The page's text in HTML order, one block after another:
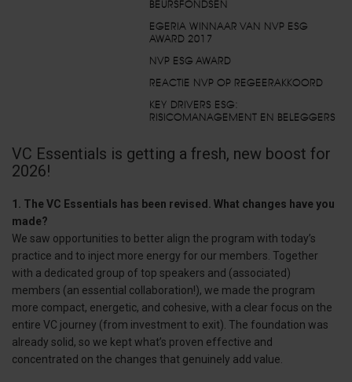
BEURSFONDSEN
EGERIA WINNAAR VAN NVP ESG
AWARD 2017
NVP ESG AWARD
REACTIE NVP OP REGEERAKKOORD
KEY DRIVERS ESG:
RISICOMANAGEMENT EN BELEGGERS
VC Essentials is getting a fresh, new boost for
2026!
1. The VC Essentials has been revised. What changes have you
made?
We saw opportunities to better align the program with today’s
practice and to inject more energy for our members. Together
with a dedicated group of top speakers and (associated)
members (an essential collaboration!), we made the program
more compact, energetic, and cohesive, with a clear focus on the
entire VC journey (from investment to exit). The foundation was
already solid, so we kept what’s proven effective and
concentrated on the changes that genuinely add value.